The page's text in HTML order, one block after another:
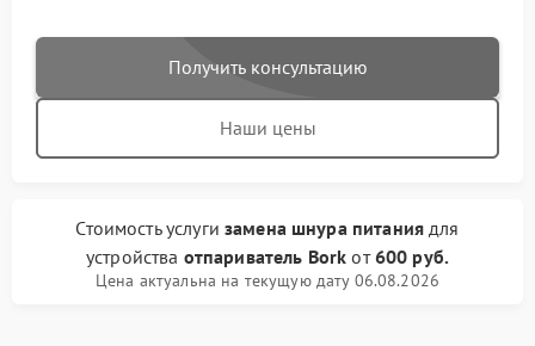
Получить консультацию
Наши цены
Стоимость услуги замена шнура питаниядля
устройства отпариватель Bork от600 руб.
Цена актуальна на текущую дату 06.08.2026